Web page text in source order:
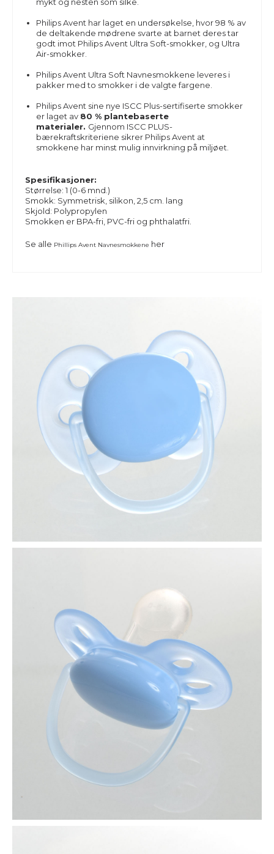
Philips Avent har laget en undersøkelse, hvor 98 % av
de deltakende mødrene svarte at barnet deres tar
godt imot Philips Avent Ultra Soft-smokker, og Ultra
Air-smokker.
Philips Avent Ultra Soft Navnesmokkene leveres i
pakker med to smokker i de valgte fargene.
Philips Avent sine nye ISCC Plus-sertifiserte smokker
er laget av 80 % plantebaserte
materialer. Gjennom ISCC PLUS-
bærekraftskriteriene sikrer Philips Avent at
smokkene har minst mulig innvirkning på miljøet.
Spesifikasjoner:
Størrelse: 1 (0-6 mnd.)
Smokk: Symmetrisk, silikon, 2,5 cm. lang
Skjold: Polypropylen
Smokken er BPA-fri, PVC-fri og phthalatfri.
Se alle Phillips Avent Navnesmokkene her